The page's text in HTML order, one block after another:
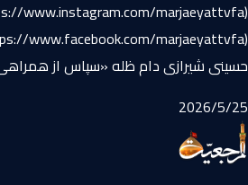
حسينى شيرازى دام ظله «سپاس از
25‏/5‏/2026